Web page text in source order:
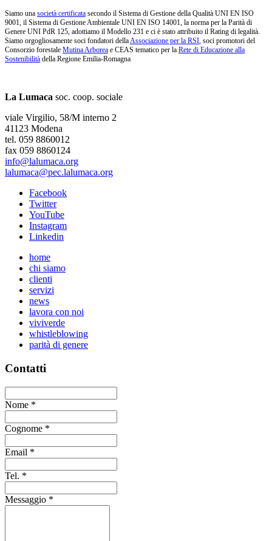
Siamo una società certificata secondo il Sistema di Gestione della Qualità UNI EN ISO
9001, il Sistema di Gestione Ambientale UNI EN ISO 14001, la norma per la Parità di
Genere UNI PdR 125, adottiamo il Modello 231 e ci è stato attribuito il Rating di legalità.
Siamo orgogliosamente soci fondatori dellaAssociazione per la RSI, soci promotori del
Consorzio forestale Mutina Arborea e CEAS tematico per la Rete di Educazione alla
Sostenibilità della Regione Emilia-Romagna
La Lumaca soc. coop. sociale
viale Virgilio, 58/M interno 2
41123 Modena
tel. 059 8860012
fax 059 8860124
info@lalumaca.org
lalumaca@pec.lalumaca.org
Facebook
Twitter
YouTube
Instagram
Linkedin
home
chi siamo
clienti
servizi
news
lavora con noi
viviverde
whistleblowing
parità di genere
Contatti
Nome *
Cognome *
Email *
Tel. *
Messaggio *